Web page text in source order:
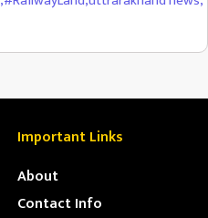
Important Links
About
Contact Info